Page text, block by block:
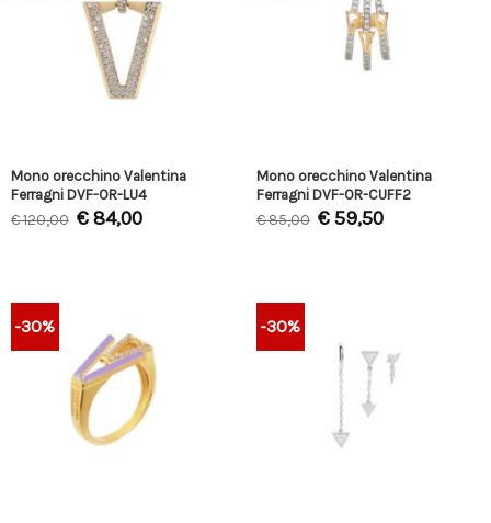
Mono orecchino Valentina
Ferragni DVF-OR-LU4
€120,00 €84,00
Mono orecchino Valentina
Ferragni DVF-OR-CUFF2
€85,00 €59,50
-30% -30%